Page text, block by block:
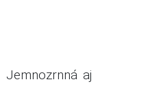
Jemnozrnná aj